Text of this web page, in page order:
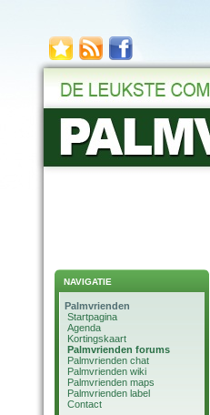
NAVIGATIE
Palmvrienden
Startpagina
Agenda
Kortingskaart
Palmvrienden forums
Palmvrienden chat
Palmvrienden wiki
Palmvrienden maps
Palmvrienden label
Contact